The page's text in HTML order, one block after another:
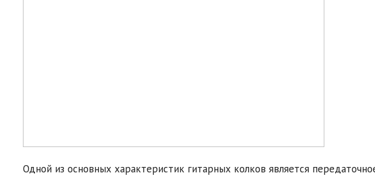
Одной из основных характеристик гитарных колков является